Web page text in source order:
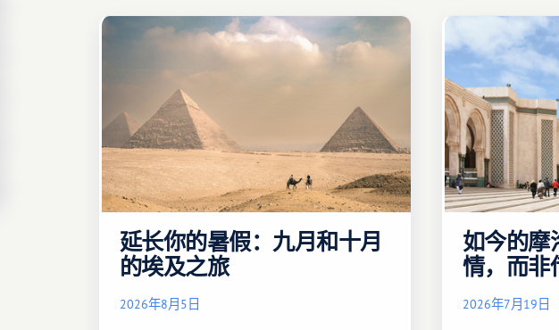
延长你的暑假：九月和十月
的埃及之旅
2026年8月5日
如今的摩
情，而非
2026年7月19日